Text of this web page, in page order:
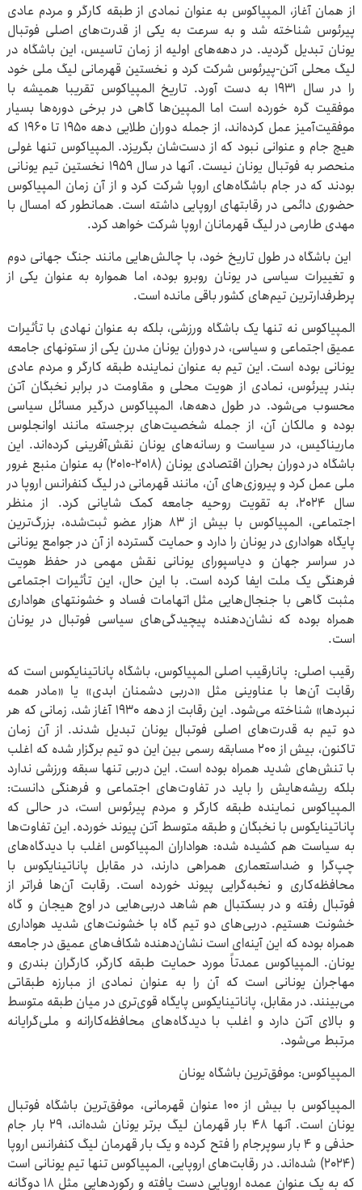
از همان آغاز، المپیاکوس به عنوان نمادی از طبقه کارگر و مردم عادی
‌‏پیرئوس شناخته شد و به سرعت به یکی از قدرت‌های اصلی فوتبال
‌‏یونان تبدیل گردید. در دهه‌های اولیه از زمان تاسیس، این باشگاه در
‌‏لیگ محلی آتن-پیرئوس شرکت کرد و نخستین قهرمانی لیگ ملی ‌‏خود
را در سال ۱۹۳۱ به دست آورد. تاریخ المپیاکوس تقریبا همیشه ‌‏با
موفقیت گره خورده است اما المپین‌ها گاهی در برخی دوره‌ها ‌‏بسیار
موفقیت‌آمیز عمل کرده‌اند، از جمله دوران طلایی دهه ۱۹۵۰ تا ‌‏‌‏۱۹۶۰ که
هیچ جام و عنوانی نبود که از دست‌شان بگریزد. المپیاکوس ‌‏تنها غولی
منحصر به فوتبال یونان نیست. آنها در سال 1959 نخستین ‏تیم ‏یونانی
بودند که در جام باشگاه‌های اروپا شرکت کرد و از آن زمان ‌‏المپیاکوس
حضوری دائمی در رقابتهای اروپایی داشته است. همانطور ‌‏که امسال با
مهدی طارمی در لیگ قهرمانان اروپا شرکت خواهد کرد.‏
‏ این باشگاه در طول تاریخ خود، با چالش‌هایی مانند جنگ جهانی ‌‏دوم
و تغییرات سیاسی در یونان روبرو بوده، اما همواره به عنوان یکی ‌‏از
پرطرفدارترین تیم‌های کشور باقی مانده است‎.‎
المپیاکوس نه تنها یک باشگاه ورزشی، بلکه به عنوان نهادی با ‌‏تأثیرات
عمیق اجتماعی و سیاسی، در دوران یونان مدرن یکی از ‌‏ستونهای جامعه
یونانی بوده است. این تیم به عنوان نماینده طبقه ‌‏کارگر و مردم عادی
بندر پیرئوس، نمادی از هویت محلی و مقاومت در ‌‏برابر نخبگان آتن
محسوب می‌شود. در طول دهه‌ها، المپیاکوس ‌‏درگیر مسائل سیاسی
بوده و مالکان آن، از جمله شخصیت‌های ‌‏برجسته مانند اوانجلوس
ماریناکیس، در سیاست و رسانه‌های یونان ‌‏نقش‌آفرینی کرده‌اند. این
باشگاه در دوران بحران اقتصادی یونان ‌‏‌‏(۲۰۱۰-۲۰۱۸) به عنوان منبع غرور
ملی عمل کرد و پیروزی‌های آن، ‌‏مانند قهرمانی در لیگ کنفرانس اروپا در
سال ۲۰۲۴، به تقویت روحیه ‌‏جامعه کمک شایانی کرد. از منظر
اجتماعی، المپیاکوس با بیش از ‌‏‌‏۸۳ هزار عضو ثبت‌شده، بزرگ‌ترین
پایگاه هواداری در یونان را دارد و ‌‏حمایت گسترده از آن در جوامع یونانی
در سراسر جهان و دیاسپورای ‌‏یونانی نقش مهمی در حفظ هویت
فرهنگی یک ملت ایفا کرده است. ‌‏با این حال، این تأثیرات اجتماعی
مثبت گاهی با جنجال‌هایی مثل ‌‏اتهامات فساد و خشونتهای هواداری
همراه بوده که نشان‌دهنده ‌‏پیچیدگی‌های سیاسی فوتبال در یونان
است. ‏
رقیب اصلی: پانارقیب اصلی المپیاکوس، باشگاه پاناتینایکوس است که
رقابت آن‌ها با ‌‏عناوینی مثل «دربی دشمنان ابدی» یا «مادر همه
نبردها» شناخته ‌‏می‌شود. این رقابت از دهه ۱۹۳۰ آغاز شد، زمانی که هر
دو تیم به ‌‏قدرت‌های اصلی فوتبال یونان تبدیل شدند. از آن زمان
تاکنون، ‏بیش ‏از ۲۰۰ مسابقه رسمی بین این دو تیم برگزار شده که اغلب
با ‌‏تنش‌های شدید همراه بوده است. این دربی تنها سبقه ورزشی ‏ندارد
‏بلکه ریشه‌هایش را باید در تفاوت‌های اجتماعی و فرهنگی ‏دانست:
‏المپیاکوس نماینده طبقه کارگر و مردم پیرئوس است، در ‏حالی که
‏پاناتینایکوس با نخبگان و طبقه متوسط آتن پیوند خورده. ‏این ‏تفاوت‌ها
به سیاست هم کشیده شده: هواداران المپیاکوس ‏اغلب با ‏دیدگاه‌های
چپ‌گرا و ضداستعماری همراهی دارند، در مقابل ‌‏پاناتینایکوس با
محافظه‌کاری و نخبه‌گرایی پیوند خورده است. رقابت ‌‏آن‌ها فراتر از
فوتبال رفته و در بسکتبال هم شاهد دربی‌هایی در اوج ‌‏هیجان و گاه
خشونت هستیم. دربی‌های دو تیم گاه با خشونت‌های ‌‏شدید هواداری
همراه بوده که این آینه‌ای است نشان‌دهنده ‌‏شکاف‌های عمیق در جامعه
یونان. المپیاکوس عمدتاً مورد حمایت ‌‏طبقه کارگر، کارگران بندری و
مهاجران یونانی است که آن را به عنوان ‌‏نمادی از مبارزه طبقاتی
می‌بینند. در مقابل، پاناتینایکوس پایگاه ‌‏قوی‌تری در میان طبقه متوسط
و بالای آتن دارد و اغلب با دیدگاه‌های ‌‏محافظه‌کارانه و ملی‌گرایانه
مرتبط می‌شود. ‏
المپیاکوس: موفق‌ترین باشگاه یونان
المپیاکوس با بیش از ۱۰۰ عنوان قهرمانی، موفق‌ترین باشگاه فوتبال
‌‏یونان است. آنها ۴۸ بار قهرمان لیگ برتر یونان شده‌اند، ۲۹ بار جام
‌‏حذفی و ۴ بار سوپرجام را فتح کرده و یک بار قهرمان لیگ کنفرانس ‌‏اروپا
(۲۰۲۴) شده‌اند. در رقابت‌های اروپایی، المپیاکوس تنها تیم ‌‏یونانی است
که به یک عنوان عمده اروپایی دست یافته و رکوردهایی ‌‏مثل ۱۸ دوگانه